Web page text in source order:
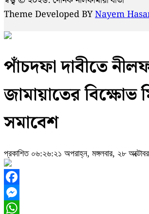
Theme Developed BYNayem
পাঁচদফা দাবীতে
জামায়াতের বিক্ষোভ
সমাবেশ
প্রকাশিত ০৬:২৬:২১ অপরাহ্ন, মঙ্গলবার, ২৮
Facebook
Messenger